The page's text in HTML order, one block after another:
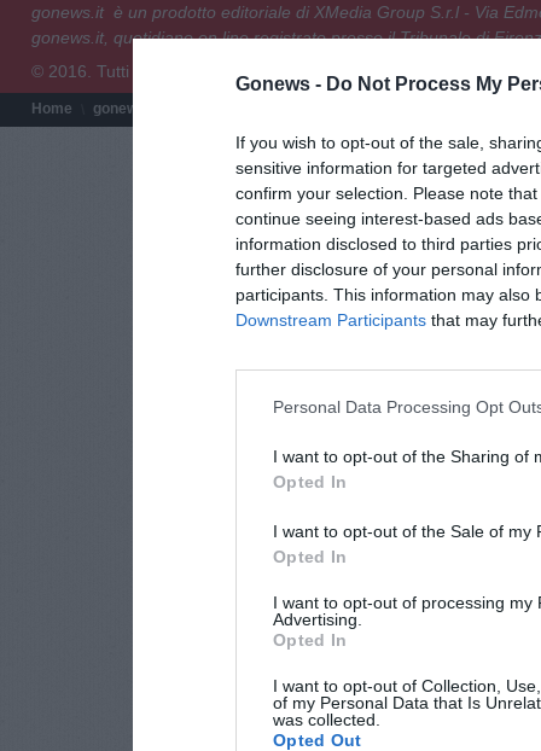
Gonews - Do Not Process My
If you wish to opt-out of the sale,
sensitive information for targeted
confirm your selection. Please note
continue seeing interest-based ads
information disclosed to third parties
further disclosure of your personal
participants. This information may
Downstream Participants that may
Personal Data Processing Opt
I want to opt-out of the Sharing of
Opted In
I want to opt-out of the Sale of my
Opted In
I want to opt-out of processing my
Advertising.
Opted In
I want to opt-out of Collection,
of my Personal Data that Is
was collected.
Opted Out
gonews.it è un prodotto editoriale di XMedia Group S.r.l - Via
gonews.it, quotidiano on line registrato presso il Tribunale di
© 2016. Tutti i diritti riservati.
Home gonews.it